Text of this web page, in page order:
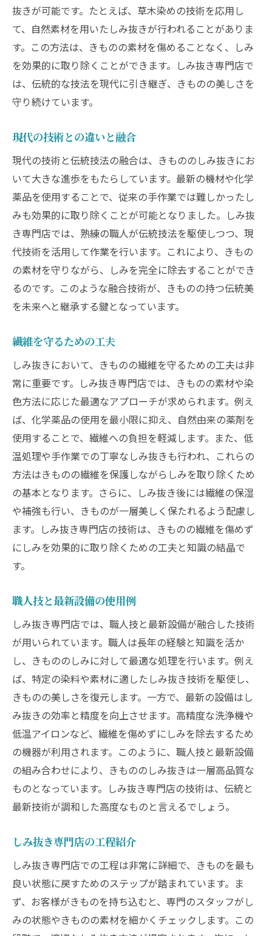
抜きが可能です。たとえば、草木染めの技術を応用し
て、自然素材を用いたしみ抜きが行われることがありま
す。この方法は、きものの素材を傷めることなく、しみ
を効果的に取り除くことができます。しみ抜き専門店で
は、伝統的な技法を現代に引き継ぎ、きものの美しさを
守り続けています。
現代の技術との違いと融合
現代の技術と伝統技法の融合は、きもののしみ抜きにお
いて大きな進歩をもたらしています。最新の機材や化学
薬品を使用することで、従来の手作業では難しかったし
みも効果的に取り除くことが可能となりました。しみ抜
き専門店では、熟練の職人が伝統技法を駆使しつつ、現
代技術を活用して作業を行います。これにより、きもの
の素材を守りながら、しみを完全に除去することができ
るのです。このような融合技術が、きものの持つ伝統美
を未来へと継承する鍵となっています。
繊維を守るための工夫
しみ抜きにおいて、きものの繊維を守るための工夫は非
常に重要です。しみ抜き専門店では、きものの素材や染
色方法に応じた最適なアプローチが求められます。例え
ば、化学薬品の使用を最小限に抑え、自然由来の薬剤を
使用することで、繊維への負担を軽減します。また、低
温処理や手作業での丁寧なしみ抜きも行われ、これらの
方法はきものの繊維を保護しながらしみを取り除くため
の基本となります。さらに、しみ抜き後には繊維の保湿
や補強も行い、きものが一層美しく保たれるよう配慮し
ます。しみ抜き専門店の技術は、きものの繊維を傷めず
にしみを効果的に取り除くための工夫と知識の結晶で
す。
職人技と最新設備の使用例
しみ抜き専門店では、職人技と最新設備が融合した技術
が用いられています。職人は長年の経験と知識を活か
し、きもののしみに対して最適な処理を行います。例え
ば、特定の染料や素材に適したしみ抜き技術を駆使し、
きものの美しさを復元します。一方で、最新の設備はし
み抜きの効率と精度を向上させます。高精度な洗浄機や
低温アイロンなど、繊維を傷めずにしみを除去するため
の機器が利用されます。このように、職人技と最新設備
の組み合わせにより、きもののしみ抜きは一層高品質な
ものとなっています。しみ抜き専門店の技術は、伝統と
最新技術が調和した高度なものと言えるでしょう。
しみ抜き専門店の工程紹介
しみ抜き専門店での工程は非常に詳細で、きものを最も
良い状態に戻すためのステップが踏まれています。ま
ず、お客様がきものを持ち込むと、専門のスタッフがし
みの状態やきものの素材を細かくチェックします。この